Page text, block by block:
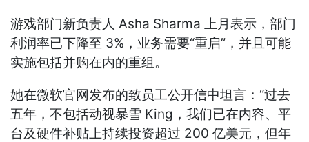
游戏部门新负责人 Asha Sharma 上月表示，部门
利润率已下降至 3%，业务需要“重启”，并且可能
实施包括并购在内的重组。
她在微软官网发布的致员工公开信中坦言：“过去
五年，不包括动视暴雪 King，我们已在内容、平
台及硬件补贴上持续投资超过 200 亿美元，但年